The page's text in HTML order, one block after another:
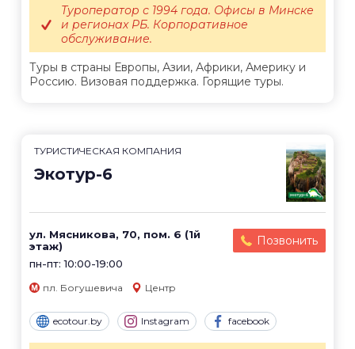
Туры в страны Европы, Азии, Африки, Америку и
Россию. Визовая поддержка. Горящие туры.
Туроператор с 1994 года. Офисы в Минске
и регионах РБ. Корпоративное
обслуживание.
ТУРИСТИЧЕСКАЯ КОМПАНИЯ
Экотур-6
ул. Мясникова, 70, пом. 6 (1й
этаж)
пн-пт: 10:00-19:00
Позвонить
пл. Богушевича Центр
ecotour.by Instagram facebook